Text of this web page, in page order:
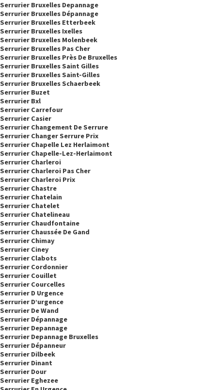
Serrurier Bruxelles Depannage
Serrurier Bruxelles Dépannage
Serrurier Bruxelles Etterbeek
Serrurier Bruxelles Ixelles
Serrurier Bruxelles Molenbeek
Serrurier Bruxelles Pas Cher
Serrurier Bruxelles Près De Bruxelles
Serrurier Bruxelles Saint Gilles
Serrurier Bruxelles Saint-Gilles
Serrurier Bruxelles Schaerbeek
Serrurier Buzet
Serrurier Bxl
Serrurier Carrefour
Serrurier Casier
Serrurier Changement De Serrure
Serrurier Changer Serrure Prix
Serrurier Chapelle Lez Herlaimont
Serrurier Chapelle-Lez-Herlaimont
Serrurier Charleroi
Serrurier Charleroi Pas Cher
Serrurier Charleroi Prix
Serrurier Chastre
Serrurier Chatelain
Serrurier Chatelet
Serrurier Chatelineau
Serrurier Chaudfontaine
Serrurier Chaussée De Gand
Serrurier Chimay
Serrurier Ciney
Serrurier Clabots
Serrurier Cordonnier
Serrurier Couillet
Serrurier Courcelles
Serrurier D Urgence
Serrurier D’urgence
Serrurier De Wand
Serrurier Dépannage
Serrurier Depannage
Serrurier Depannage Bruxelles
Serrurier Dépanneur
Serrurier Dilbeek
Serrurier Dinant
Serrurier Dour
Serrurier Eghezee